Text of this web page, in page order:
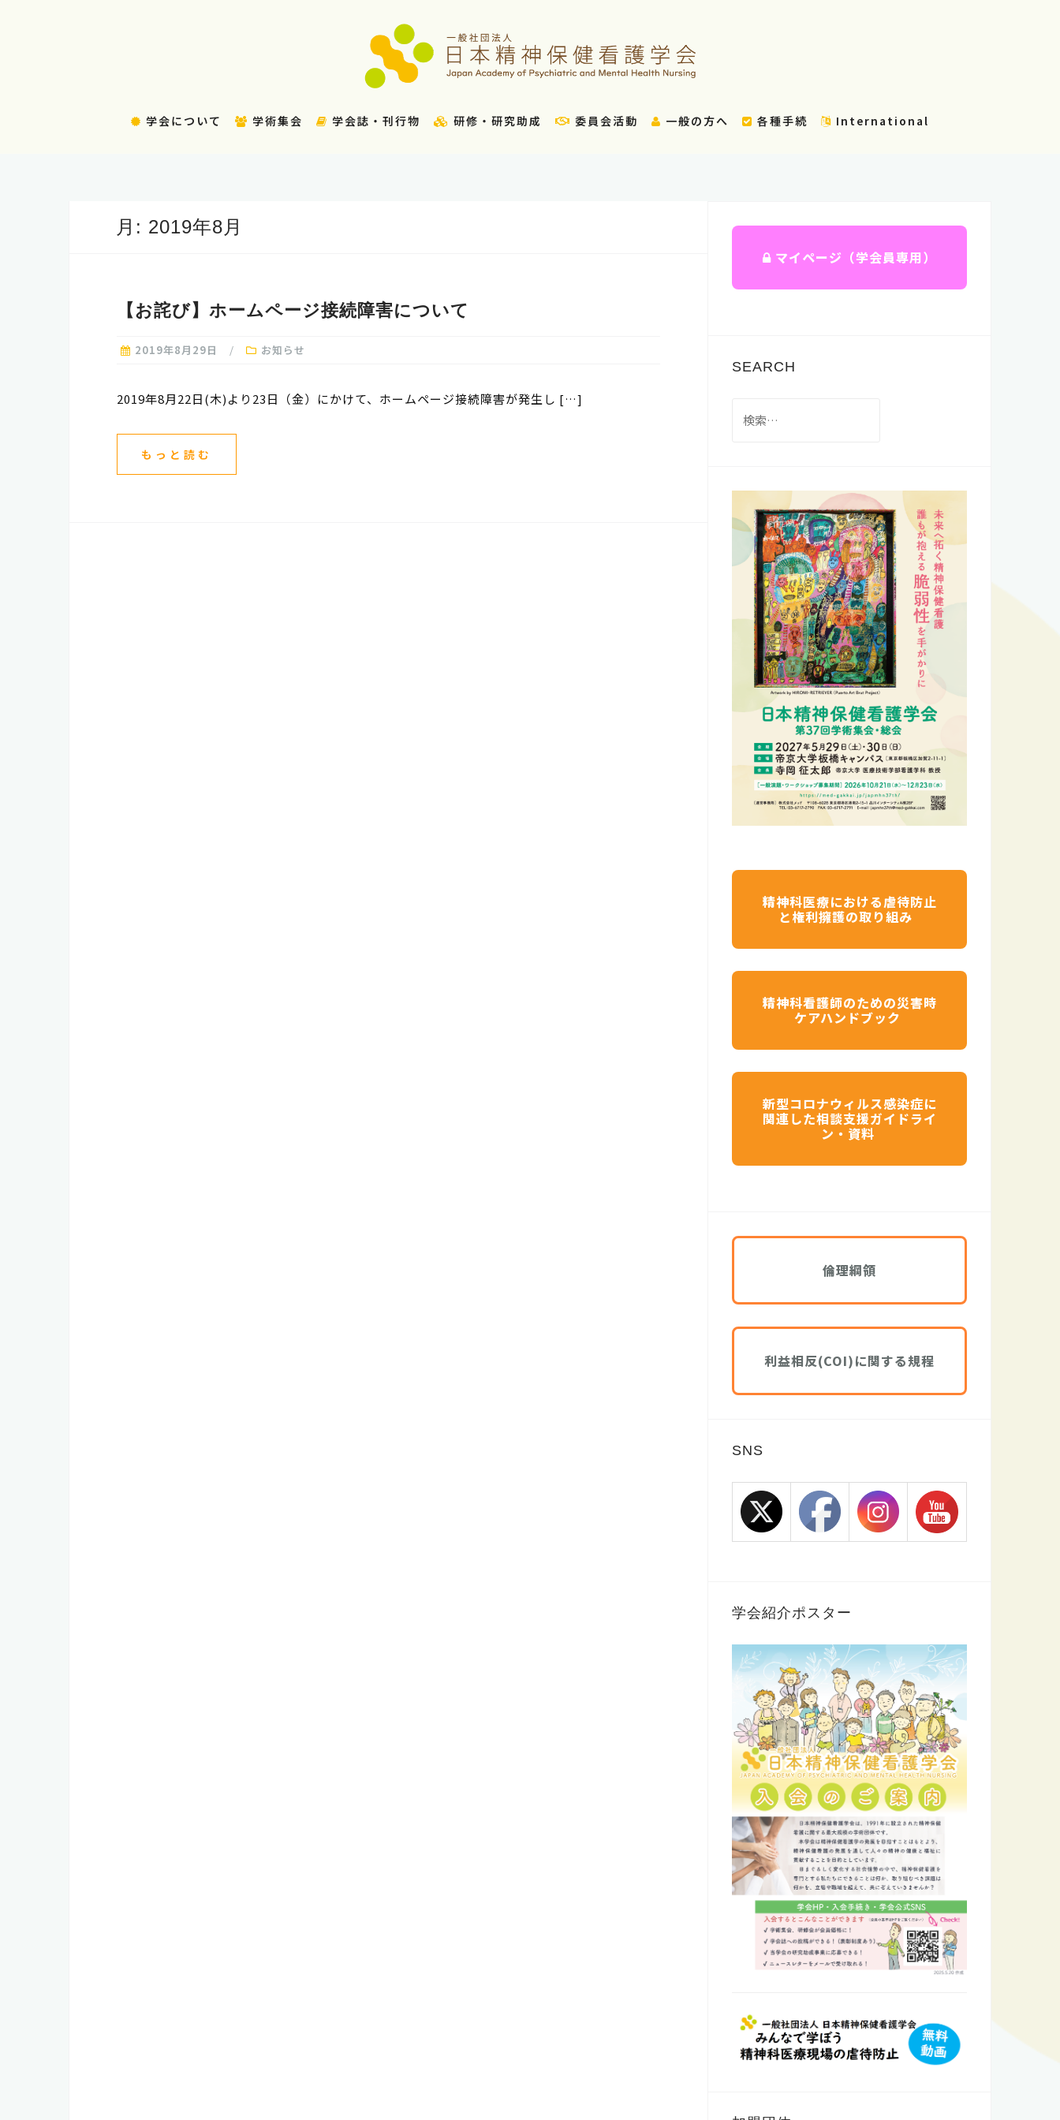
学会について 学術集会 学会誌・刊行物 研修・研究助成 委員会活動 一般の方へ 各種手続 International
月: 2019年8月
【お詫び】ホームページ接続障害について
2019年8月29日 お知らせ
2019年8月22日(木)より23日（金）にかけて、ホームページ接続障害が発生し […]
もっと読む
マイページ（学会員専用）
SEARCH
索:
精神科医療における虐待防止
と権利擁護の取り組み
精神科看護師のための災害時
ケアハンドブック
新型コロナウィルス感染症に
関連した相談支援ガイドライ
ン・資料
倫理綱領
利益相反(COI)に関する規程
SNS
学会紹介ポスター